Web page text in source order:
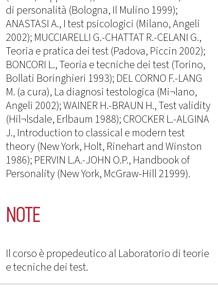
di personalità (Bologna, Il Mulino 1999);
ANASTASI A., I test psicologici (Milano, Angeli
2002); MUCCIARELLI G.-CHATTAT R.-CELANI G.,
Teoria e pratica dei test (Padova, Piccin 2002);
BONCORI L., Teoria e tecniche dei test (Torino,
Bollati Boringhieri 1993); DEL CORNO F.-LANG
M. (a cura), La diagnosi testologica (Mi¬lano,
Angeli 2002); WAINER H.-BRAUN H., Test validity
(Hil¬lsdale, Erlbaum 1988); CROCKER L.-ALGINA
J., Introduction to classical e modern test
theory (New York, Holt, Rinehart and Winston
1986); PERVIN L.A.-JOHN O.P., Handbook of
Personality (New York, McGraw-Hill 21999).
NOTE
Il corso è propedeutico al Laboratorio di teorie
e tecniche dei test.